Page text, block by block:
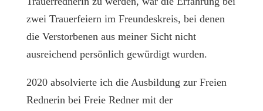
zwei Trauerfeiern im Freundeskreis, bei denen
die Verstorbenen aus meiner Sicht nicht
ausreichend persönlich gewürdigt wurden.
2020 absolvierte ich die Ausbildung zur Freien
Rednerin bei Freie Redner mit der